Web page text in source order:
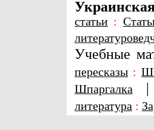
статьи :
Учебные
пересказы :
Шпаргалка |
литература :